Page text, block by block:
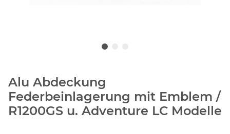
Alu Abdeckung
Federbeinlagerung mit Emblem /
R1200GS u. Adventure LC Modelle